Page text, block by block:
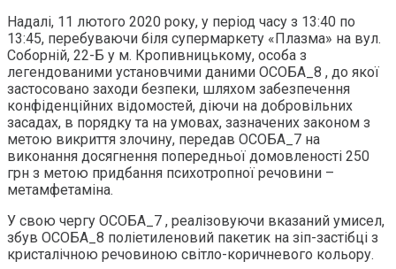
Надалі, 11 лютого 2020 року, у період часу з 13:40 по
13:45, перебуваючи біля супермаркету «Плазма» на вул.
Соборній, 22-Б у м. Кропивницькому, особа з
легендованими установчими даними ОСОБА_8 , до якої
застосовано заходи безпеки, шляхом забезпечення
конфіденційних відомостей, діючи на добровільних
засадах, в порядку та на умовах, зазначених законом з
метою викриття злочину, передав ОСОБА_7 на
виконання досягнення попередньої домовленості 250
грн з метою придбання психотропної речовини –
метамфетаміна.
У свою чергу ОСОБА_7 , реалізовуючи вказаний умисел,
збув ОСОБА_8 поліетиленовий пакетик на зіп-застібці з
кристалічною речовиною світло-коричневого кольору.